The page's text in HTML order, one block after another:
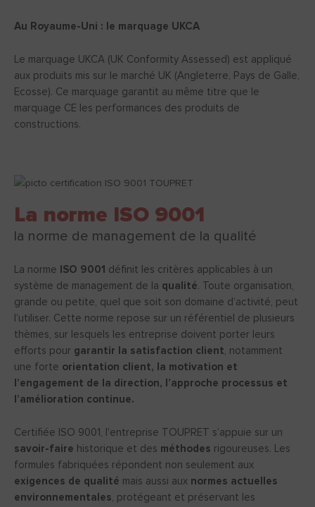
Au Royaume-Uni : le marquage UKCA
Le marquage UKCA (UK Conformity Assessed) est appliqué
aux produits mis sur le marché UK (Angleterre, Pays de Galle,
Ecosse). Ce marquage garantit au même titre que le
marquage CE les performances des produits de
constructions.
La norme ISO 9001
la norme de management de la qualité
La norme ISO 9001 définit les critères applicables à un
système de management de la qualité. Toute organisation,
grande ou petite, quel que soit son domaine d’activité, peut
l’utiliser. Cette norme repose sur un référentiel de plusieurs
thèmes, sur lesquels les entreprise doivent porter leurs
efforts pour garantir la satisfaction client , notamment
une forte orientation client, la motivation et
l’engagement de la direction, l’approche processus et
l’amélioration continue.
Certifiée ISO 9001, l'entreprise TOUPRET s’appuie sur un
savoir-faire historique et des méthodes rigoureuses. Les
formules fabriquées répondent non seulement aux
exigences de qualité mais aussi aux normes actuelles
environnementales , protégeant et préservant les